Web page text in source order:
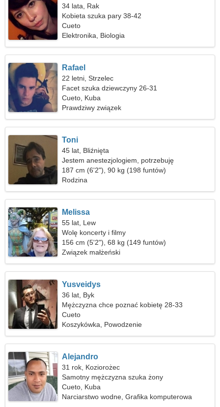
34 lata, Rak
Kobieta szuka pary 38-42
Cueto
Elektronika, Biologia
Rafael
22 letni, Strzelec
Facet szuka dziewczyny 26-31
Cueto, Kuba
Prawdziwy związek
Toni
45 lat, Bliźnięta
Jestem anestezjologiem, potrzebuję
emocjonalnej kobiety
187 cm (6'2"), 90 kg (198 funtów)
Rodzina
Melissa
55 lat, Lew
Wolę koncerty i filmy
156 cm (5'2"), 68 kg (149 funtów)
Związek małżeński
Yusveidys
36 lat, Byk
Mężczyzna chce poznać kobietę 28-33
Cueto
Koszykówka, Powodzenie
Alejandro
31 rok, Koziorożec
Samotny mężczyzna szuka żony
Cueto, Kuba
Narciarstwo wodne, Grafika komputerowa